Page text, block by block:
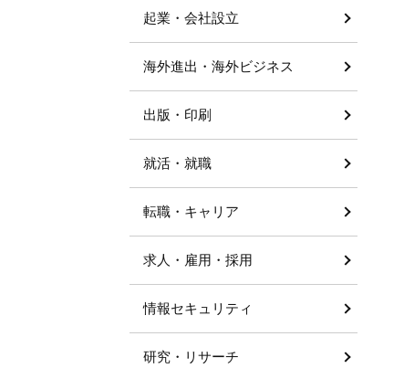
起業・会社設立
海外進出・海外ビジネス
出版・印刷
就活・就職
転職・キャリア
求人・雇用・採用
情報セキュリティ
研究・リサーチ